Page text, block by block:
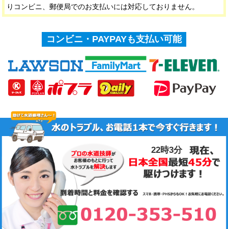
りコンビニ、郵便局でのお支払いには対応しておりません。
コンビニ・PAYPAYも支払い可能
22時3分